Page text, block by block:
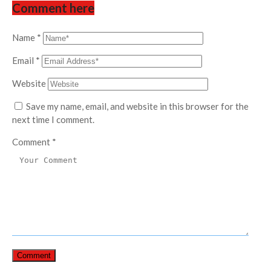
Comment here
Name *
Email *
Website
Save my name, email, and website in this browser for the
next time I comment.
Comment *